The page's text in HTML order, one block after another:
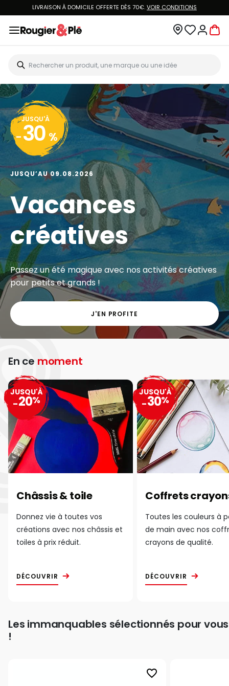
LIVRAISON À DOMICILE OFFERTE DÈS 70€.VOIR CONDITIONS
JUSQU'À
- 30 %
JUSQU’AU 09.08.2026
Vacances
créatives
Passez un été magique avec nos activités créatives
pour petits et grands !
J'EN PROFITE
En ce moment
Châssis & toile
Donnez vie à toutes vos
créations avec nos châssis et
toiles à prix réduit.
DÉCOUVRIR
JUSQU'À
-20%
Coffrets
Toutes les couleurs à
de main avec nos
crayons de qualité.
DÉCOUVRIR
JUSQU'À
-30%
Les immanquables sélectionnés pour vous
!
favorite_border